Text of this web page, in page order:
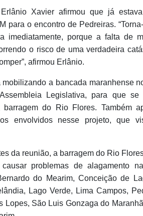
Xavier afirmou que já
para o encontro de Pedreiras.
imediatamente, porque a falta de
o risco de uma verdadeira
afirmou Erlânio.
a bancada maranhense
Legislativa, para que se
do Rio Flores. Também
envolvidos nesse projeto, que
da reunião, a barragem do Rio
problemas de alagamento
do Mearim, Conceição de
Lago Verde, Lima Campos,
Lopes, São Luis Gonzaga do